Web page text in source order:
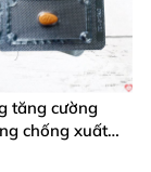
tăng cường
chống xuất
lâu